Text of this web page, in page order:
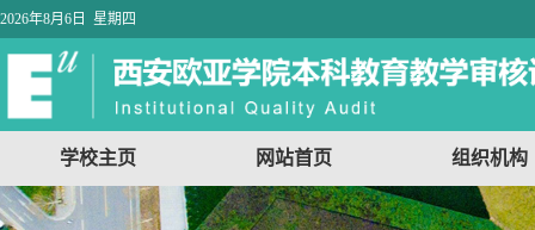
2026年8月6日 星期四
学校主页 网站首页 组织机构